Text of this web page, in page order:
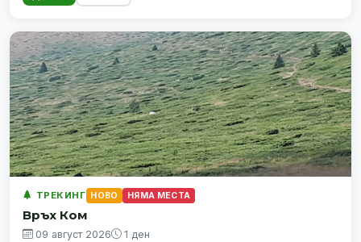
ТРЕКИНГ НОВО НЯМА МЕСТА
Връх Ком
09 август 2026 1 ден